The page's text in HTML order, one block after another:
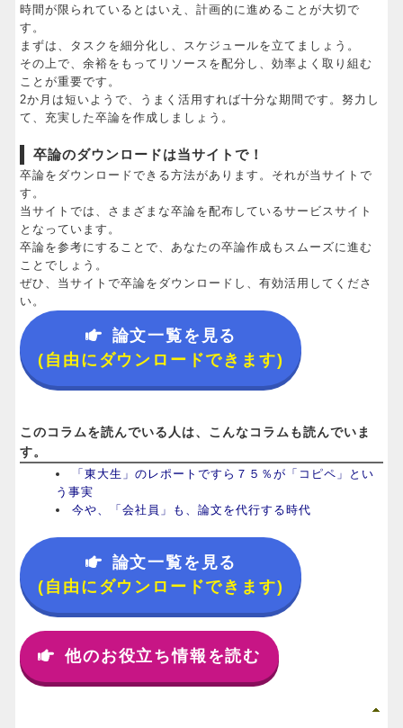
時間が限られているとはいえ、計画的に進めることが大切で
す。
まずは、タスクを細分化し、スケジュールを立てましょう。
その上で、余裕をもってリソースを配分し、効率よく取り組む
ことが重要です。
2か月は短いようで、うまく活用すれば十分な期間です。努力し
て、充実した卒論を作成しましょう。
卒論のダウンロードは当サイトで！
卒論をダウンロードできる方法があります。それが当サイトで
す。
当サイトでは、さまざまな卒論を配布しているサービスサイト
となっています。
卒論を参考にすることで、あなたの卒論作成もスムーズに進む
ことでしょう。
ぜひ、当サイトで卒論をダウンロードし、有効活用してくださ
い。
論文一覧を見る
(自由にダウンロードできます)
このコラムを読んでいる人は、こんなコラムも読んでいま
す。
「東大生」のレポートですら７５％が「コピペ」とい
う事実
今や、「会社員」も、論文を代行する時代
論文一覧を見る
(自由にダウンロードできます)
他のお役立ち情報を読む